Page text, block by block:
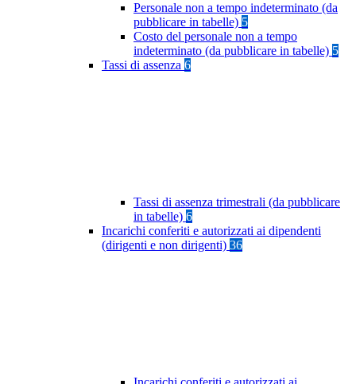
Personale non a tempo indeterminato (da
pubblicare in tabelle) 5
Costo del personale non a tempo
indeterminato (da pubblicare in tabelle) 5
Tassi di assenza 6
Tassi di assenza trimestrali (da pubblicare
in tabelle) 6
Incarichi conferiti e autorizzati ai dipendenti
(dirigenti e non dirigenti) 36